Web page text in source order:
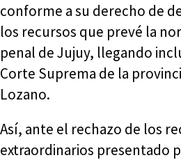
conforme a su derecho de
los recursos que prevé la
penal de Jujuy, llegando
Corte Suprema de la
Lozano.
Así, ante el rechazo de los
extraordinarios presentado